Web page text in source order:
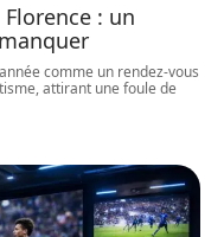
: un
comme un rendez-vous
attirant une foule de